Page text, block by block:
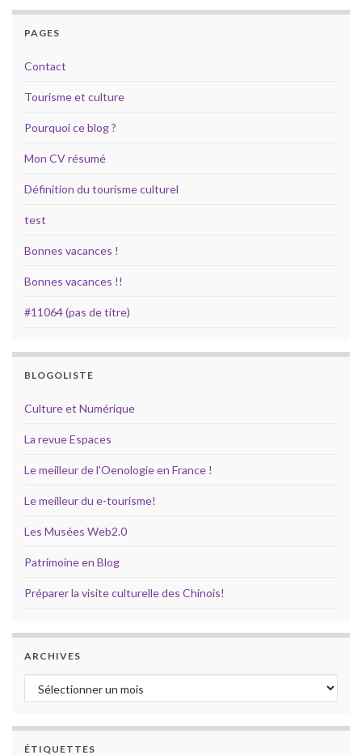
PAGES
Contact
Tourisme et culture
Pourquoi ce blog ?
Mon CV résumé
Définition du tourisme culturel
test
Bonnes vacances !
Bonnes vacances !!
#11064 (pas de titre)
BLOGOLISTE
Culture et Numérique
La revue Espaces
Le meilleur de l'Oenologie en France !
Le meilleur du e-tourisme!
Les Musées Web2.0
Patrimoine en Blog
Préparer la visite culturelle des Chinois!
ARCHIVES
Archives
ÉTIQUETTES